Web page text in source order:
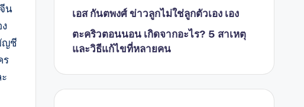
น
ญชี
ร
เอส กันตพงศ์ ข่าวลูกไม่ใช่ลูกตัวเอง เอง
ตะคริวตอนนอน เกิดจากอะไร? 5 สาเหตุ
และวิธีแก้ไขที่หลายคน